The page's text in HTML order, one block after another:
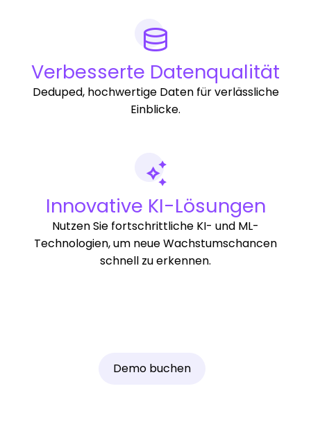
Verbesserte Datenqualität
Deduped, hochwertige Daten für verlässliche
Einblicke.
Innovative KI-Lösungen
Nutzen Sie fortschrittliche KI- und ML-
Technologien, um neue Wachstumschancen
schnell zu erkennen.
Demo buchen